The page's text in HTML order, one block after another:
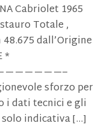
Cabriolet 1965
Totale ,
dall’Origine
*
sforzo per
i dati tecnici e gli
indicativa […]